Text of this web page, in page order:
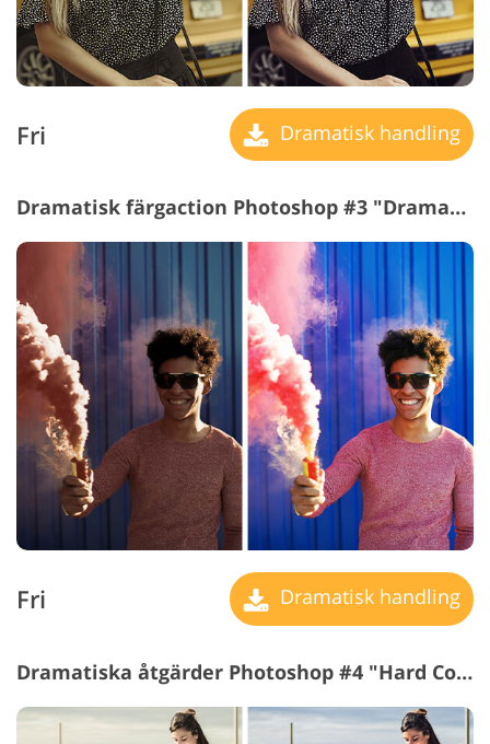
Fri Dramatisk handling
Dramatisk färgaction Photoshop #3 "Dramatic Style"
Fri Dramatisk handling
Dramatiska åtgärder Photoshop #4 "Hard Contrast"